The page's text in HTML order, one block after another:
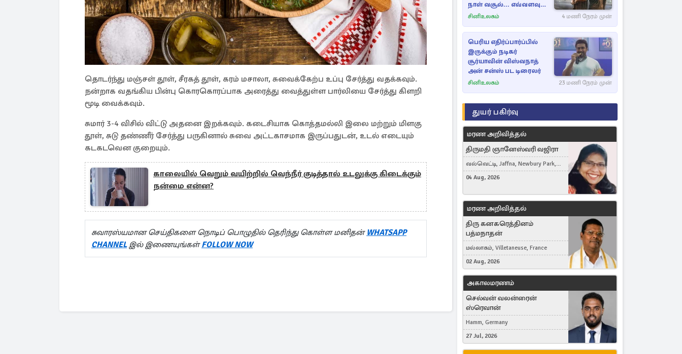
தொடர்ந்து மஞ்சள் தூள், சீரகத் தூள், கரம் மசாலா, சுவைக்கேற்ப உப்பு சேர்த்து வதக்கவும்.
நன்றாக வதங்கிய பின்பு கொரகொரப்பாக அரைத்து வைத்துள்ள பார்லியை சேர்த்து கிளறி
மூடி வைக்கவும்.
சுமார் 3-4 விசில் விட்டு அதனை இறக்கவும். கடைசியாக கொத்தமல்லி இலை மற்றும் மிளகு
தூள், சுடு தண்ணீர் சேர்த்து பருகினால் சுவை அட்டகாசமாக இருப்பதுடன், உடல் எடையும்
கடகடவென குறையும்.
காலையில் வெறும் வயிற்றில் வெந்நீர் குடித்தால் உடலுக்கு கிடைக்கும்
நன்மை என்ன?
சுவாரஸ்யமான செய்திகளை நொடிப் பொழுதில் தெரிந்து கொள்ள மனிதன் WHATSAPP
CHANNELஇல் இணையுங்கள்FOLLOW NOW
நாள் வசூல்... எவ்வளவு
தெரியுமா?
சினிஉலகம் 4 மணி நேரம் முன்
பெரிய எதிர்ப்பார்ப்பில்
இருக்கும் நடிகர்
சூர்யாவின் விஸ்வநாத்
அன் சன்ஸ் பட டிரைலர்
சினிஉலகம் 23 மணி நேரம் முன்
துயர் பகிர்வு
மரண அறிவித்தல்
திருமதி ஞானேஸ்வரி வஜிரா
வல்வெட்டி, Jaffna, Newbury Park,
United Kingdom
04 Aug, 2026
மரண அறிவித்தல்
திரு கனகரெத்தினம்
பத்மநாதன்
மல்லாகம், Villetaneuse, France
02 Aug, 2026
அகாலமரணம்
செல்வன் வலன்ரைன்
ஸ்ரெவான்
Hamm, Germany
27 Jul, 2026